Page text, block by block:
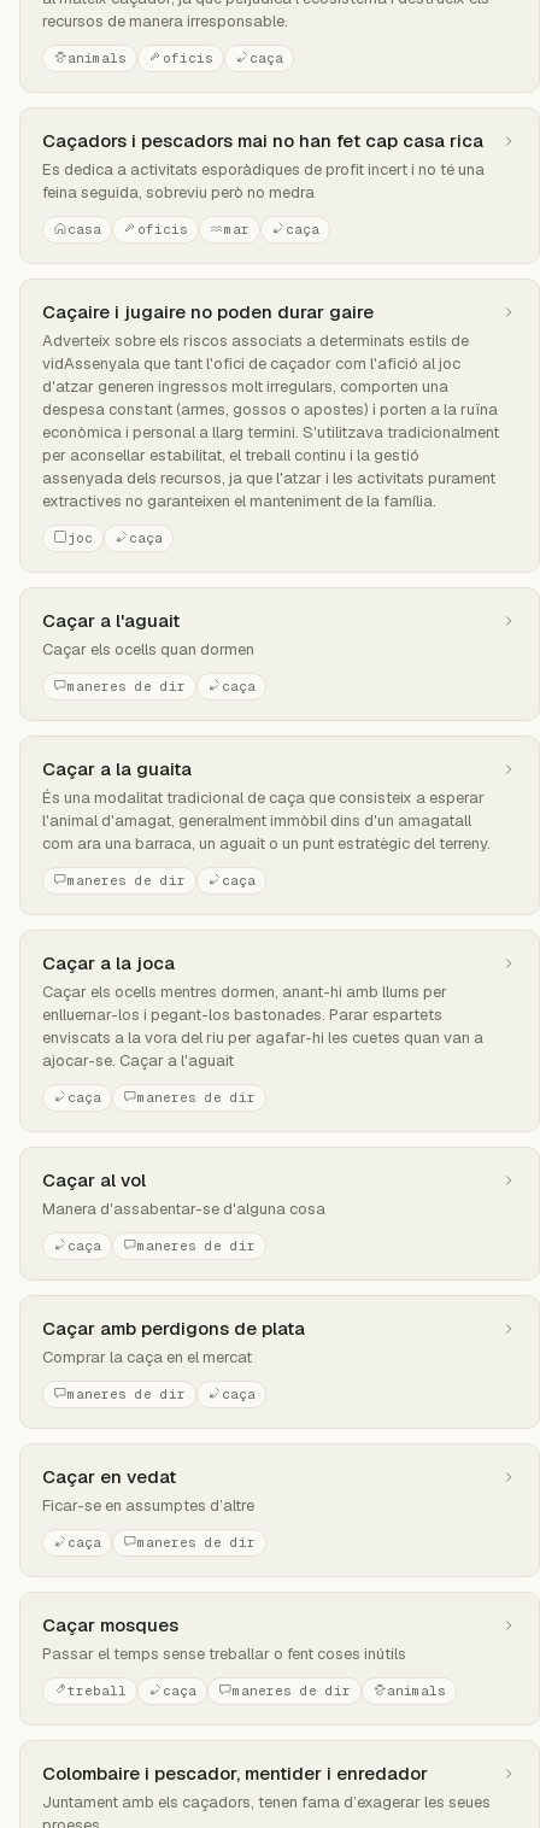
recursos de manera irresponsable.
animals oficis caça
Caçadors i pescadors mai no han fet cap casa rica
Es dedica a activitats esporàdiques de profit incert i no té una
feina seguida, sobreviu però no medra
casa oficis mar caça
Caçaire i jugaire no poden durar gaire
Adverteix sobre els riscos associats a determinats estils de
vidAssenyala que tant l'ofici de caçador com l'afició al joc
d'atzar generen ingressos molt irregulars, comporten una
despesa constant (armes, gossos o apostes) i porten a la ruïna
econòmica i personal a llarg termini. S'utilitzava tradicionalment
per aconsellar estabilitat, el treball continu i la gestió
assenyada dels recursos, ja que l'atzar i les activitats purament
extractives no garanteixen el manteniment de la família.
joc caça
Caçar a l'aguait
Caçar els ocells quan dormen
maneres de dir caça
Caçar a la guaita
És una modalitat tradicional de caça que consisteix a esperar
l'animal d'amagat, generalment immòbil dins d'un amagatall
com ara una barraca, un aguait o un punt estratègic del terreny.
maneres de dir caça
Caçar a la joca
Caçar els ocells mentres dormen, anant-hi amb llums per
enlluernar-los i pegant-los bastonades. Parar espartets
enviscats a la vora del riu per agafar-hi les cuetes quan van a
ajocar-se. Caçar a l'aguait
caça maneres de dir
Caçar al vol
Manera d'assabentar-se d'alguna cosa
caça maneres de dir
Caçar amb perdigons de plata
Comprar la caça en el mercat
maneres de dir caça
Caçar en vedat
Ficar-se en assumptes d’altre
caça maneres de dir
Caçar mosques
Passar el temps sense treballar o fent coses inútils
treball caça maneres de dir animals
Colombaire i pescador, mentider i enredador
Juntament amb els caçadors, tenen fama d’exagerar les seues